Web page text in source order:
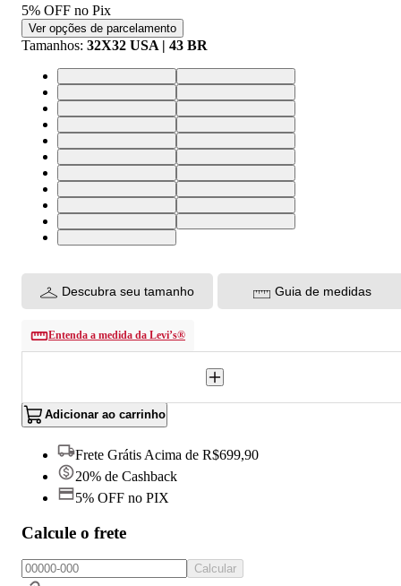
5% OFF no Pix
Ver opções de parcelamento
Tamanhos: 32X32 USA | 43 BR
25X32 USA | 36 BR26X32 USA | 37 BR
27X32 USA | 38 BR28X32 USA | 39 BR
29X32 USA | 40 BR30X32 USA | 41 BR
31X32 USA | 42 BR32X32 USA | 43 BR
33X32 USA | 44 BR34X32 USA | 46 BR
24X32 USA | 36 BR24X30 USA | 36 BR
25X30 USA | 36 BR26X30 USA | 37 BR
27X30 USA | 38 BR28X30 USA | 39 BR
29X30 USA | 40 BR30X30 USA | 41 BR
31X30 USA | 42 BR32X30 USA | 43 BR
33X30 USA | 44 BR
Descubra seu tamanho Guia de medidas
Entenda a medida da Levi’s®
Adicionar ao carrinho
Frete Grátis Acima de R$699,90
20% de Cashback
5% OFF no PIX
Calcule o frete
Calcular